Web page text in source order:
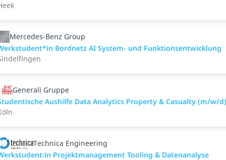
Mercedes-Benz Group
Bordnetz AI System- und Funktionsentwicklung
Generali Gruppe
Aushilfe Data Analytics Property & Casualty (m/w/d)
Technica Engineering
Projektmanagement Tooling & Datenanalyse